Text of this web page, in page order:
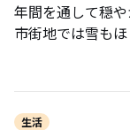
年間を通して穏
市街地では雪もほ
生活